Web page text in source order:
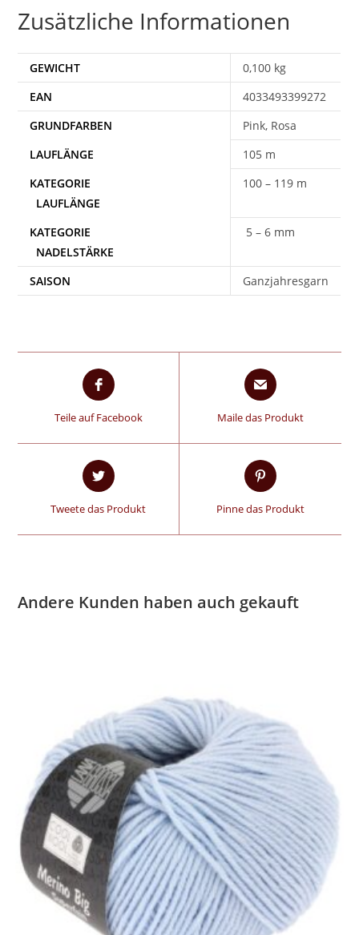
Zusätzliche Informationen
GEWICHT
0,100 kg
EAN
4033493399272
Pink, Rosa
105 m
100 – 119 m
5 – 6 mm
SAISON Ganzjahresgarn
Teile auf Facebook Maile das Produkt
Tweete das Produkt Pinne das Produkt
Andere Kunden haben auch gekauft